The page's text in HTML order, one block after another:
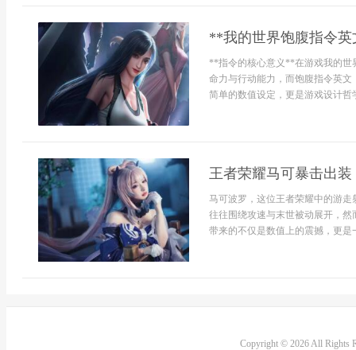
**我的世界饱腹指令
**指令的核心意义**在游戏我的世
命力与行动能力，而饱腹指令英文
简单的数值设定，更是游戏设计哲
王者荣耀马可暴击出
马可波罗，这位王者荣耀中的游
往往围绕攻速与末世被动展开，
带来的不仅是数值上的震撼，更
Copyright © 2026 All Rights